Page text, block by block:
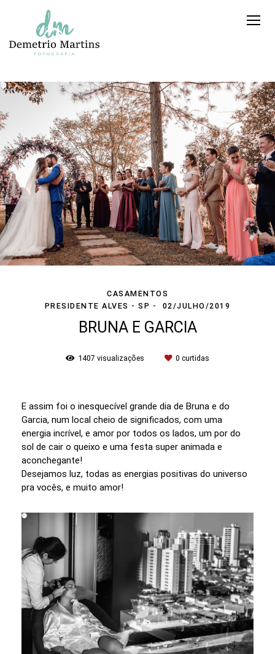
CASAMENTOS
PRESIDENTE ALVES - SP
02/JULHO/2019
BRUNA E GARCIA
1407 visualizações 0 curtidas
E assim foi o inesquecível grande dia de Bruna e do
Garcia, num local cheio de significados, com uma
energia incrível, e amor por todos os lados, um por do
sol de cair o queixo e uma festa super animada e
aconchegante!
Desejamos luz, todas as energias positivas do universo
pra vocês, e muito amor!